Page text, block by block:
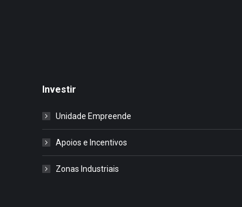
Investir
Unidade Empreende
Apoios e Incentivos
Zonas Industriais